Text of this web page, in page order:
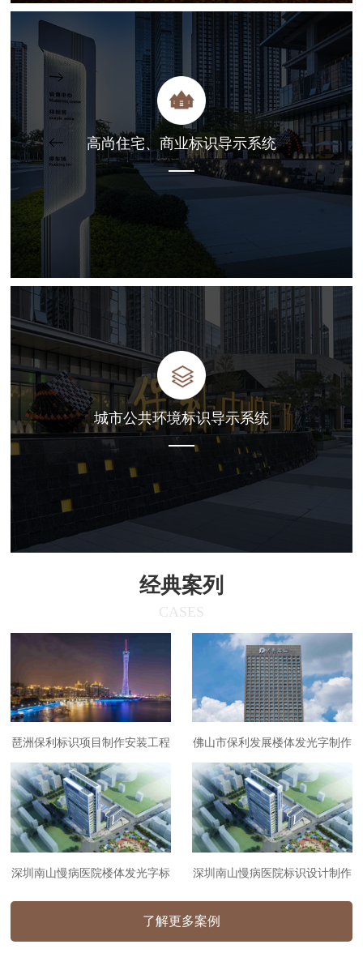
高尚住宅、商业标识导示系统
城市公共环境标识导示系统
经典案列
CASES
琶洲保利标识项目制作安装工程 佛山市保利发展楼体发光字制作
安装工程
深圳南山慢病医院楼体发光字标 深圳南山慢病医院标识设计制作
了解更多案例